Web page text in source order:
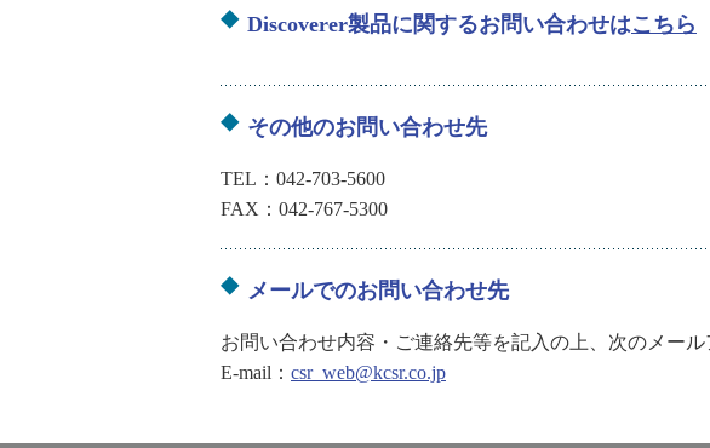
Discoverer製品に関するお問い合わせはこちら
その他のお問い合わせ先
TEL：042-703-5600
FAX：042-767-5300
メールでのお問い合わせ先
お問い合わせ内容・ご連絡先等を記入の上、次のメール
E-mail： csr_web@kcsr.co.jp